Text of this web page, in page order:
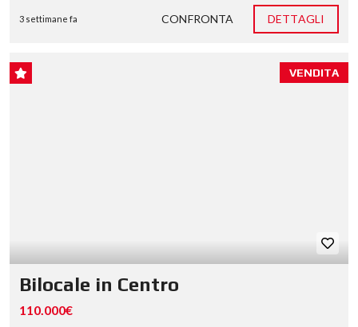
3 settimane fa CONFRONTA DETTAGLI
VENDITA
Bilocale in Centro
110.000€